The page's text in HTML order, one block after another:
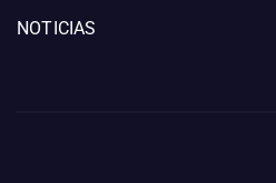
NOTICIAS